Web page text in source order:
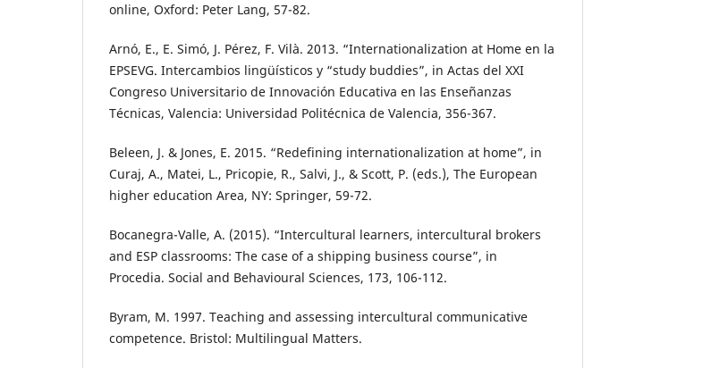
online, Oxford: Peter Lang, 57-82.
Arnó, E., E. Simó, J. Pérez, F. Vilà. 2013. “Internationalization at Home en la
EPSEVG. Intercambios lingüísticos y “study buddies”, in Actas del XXI
Congreso Universitario de Innovación Educativa en las Enseñanzas
Técnicas, Valencia: Universidad Politécnica de Valencia, 356-367.
Beleen, J. & Jones, E. 2015. “Redefining internationalization at home”, in
Curaj, A., Matei, L., Pricopie, R., Salvi, J., & Scott, P. (eds.), The European
higher education Area, NY: Springer, 59-72.
Bocanegra-Valle, A. (2015). “Intercultural learners, intercultural brokers
and ESP classrooms: The case of a shipping business course”, in
Procedia. Social and Behavioural Sciences, 173, 106-112.
Byram, M. 1997. Teaching and assessing intercultural communicative
competence. Bristol: Multilingual Matters.